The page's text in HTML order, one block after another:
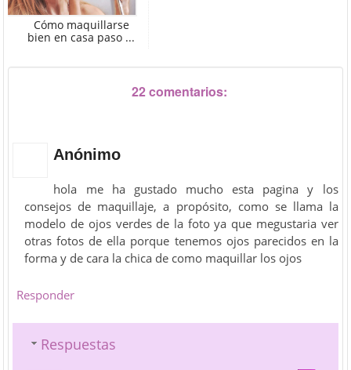
Cómo maquillarse
bien en casa paso ...
22 comentarios:
Anónimo
hola me ha gustado mucho esta pagina y los
consejos de maquillaje, a propósito, como se llama la
modelo de ojos verdes de la foto ya que megustaria ver
otras fotos de ella porque tenemos ojos parecidos en la
forma y de cara la chica de como maquillar los ojos
Responder
Respuestas